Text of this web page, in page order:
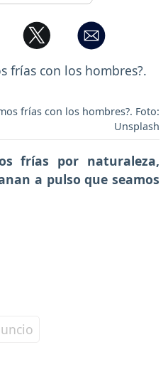
frías con los hombres?. Foto:
Unsplash
frías por naturaleza,
a pulso que seamos